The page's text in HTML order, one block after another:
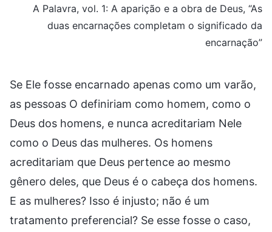
A Palavra, vol. 1: A aparição e a obra de Deus, “As
duas encarnações completam o significado da
encarnação”
Se Ele fosse encarnado apenas como um varão,
as pessoas O definiriam como homem, como o
Deus dos homens, e nunca acreditariam Nele
como o Deus das mulheres. Os homens
acreditariam que Deus pertence ao mesmo
gênero deles, que Deus é o cabeça dos homens.
E as mulheres? Isso é injusto; não é um
tratamento preferencial? Se esse fosse o caso,